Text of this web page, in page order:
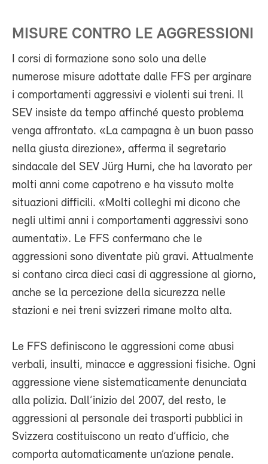
MISURE CONTRO LE AGGRESSIONI
I corsi di formazione sono solo una delle
numerose misure adottate dalle FFS per arginare
i comportamenti aggressivi e violenti sui treni. Il
SEV insiste da tempo affinché questo problema
venga affrontato. «La campagna è un buon passo
nella giusta direzione», afferma il segretario
sindacale del SEV Jürg Hurni, che ha lavorato per
molti anni come capotreno e ha vissuto molte
situazioni difficili. «Molti colleghi mi dicono che
negli ultimi anni i comportamenti aggressivi sono
aumentati». Le FFS confermano che le
aggressioni sono diventate più gravi. Attualmente
si contano circa dieci casi di aggressione al giorno,
anche se la percezione della sicurezza nelle
stazioni e nei treni svizzeri rimane molto alta.
Le FFS definiscono le aggressioni come abusi
verbali, insulti, minacce e aggressioni fisiche. Ogni
aggressione viene sistematicamente denunciata
alla polizia. Dall’inizio del 2007, del resto, le
aggressioni al personale dei trasporti pubblici in
Svizzera costituiscono un reato d’ufficio, che
comporta automaticamente un’azione penale.